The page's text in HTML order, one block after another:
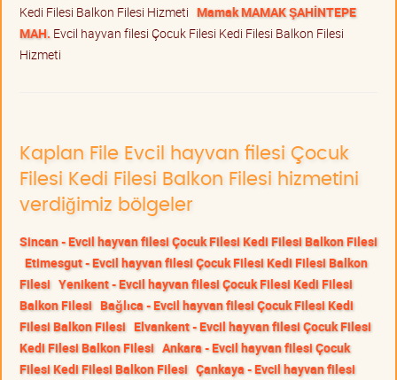
Kedi Filesi Balkon Filesi Hizmeti Mamak MAMAK ŞAHİNTEPE
MAH. Evcil hayvan filesi Çocuk Filesi Kedi Filesi Balkon Filesi
Hizmeti
Kaplan File Evcil hayvan filesi Çocuk
Filesi Kedi Filesi Balkon Filesi hizmetini
verdiğimiz bölgeler
Sincan - Evcil hayvan filesi Çocuk Filesi Kedi Filesi Balkon Filesi
Etimesgut - Evcil hayvan filesi Çocuk Filesi Kedi Filesi Balkon
Filesi Yenikent - Evcil hayvan filesi Çocuk Filesi Kedi Filesi
Balkon Filesi Bağlıca - Evcil hayvan filesi Çocuk Filesi Kedi
Filesi Balkon Filesi Elvankent - Evcil hayvan filesi Çocuk Filesi
Kedi Filesi Balkon Filesi Ankara - Evcil hayvan filesi Çocuk
Filesi Kedi Filesi Balkon Filesi Çankaya - Evcil hayvan filesi